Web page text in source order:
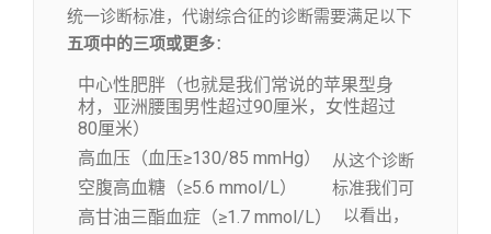
统一诊断标准，代谢综合征的诊断需要满足以下
五项中的三项或更多：
中心性肥胖（也就是我们常说的苹果型身
材，亚洲腰围男性超过90厘米，女性超过
80厘米）
高血压（血压≥130/85 mmHg）
空腹高血糖（≥5.6 mmol/L）
高甘油三酯血症（≥1.7 mmol/L）
从这个诊断
标准我们可
以看出，